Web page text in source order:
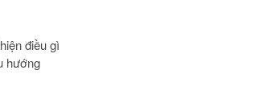
điều gì
hướng